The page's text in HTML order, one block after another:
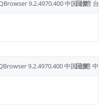
回复
9.2.4970.400中国 台湾
回复
9.2.4970.400中国 台湾 中